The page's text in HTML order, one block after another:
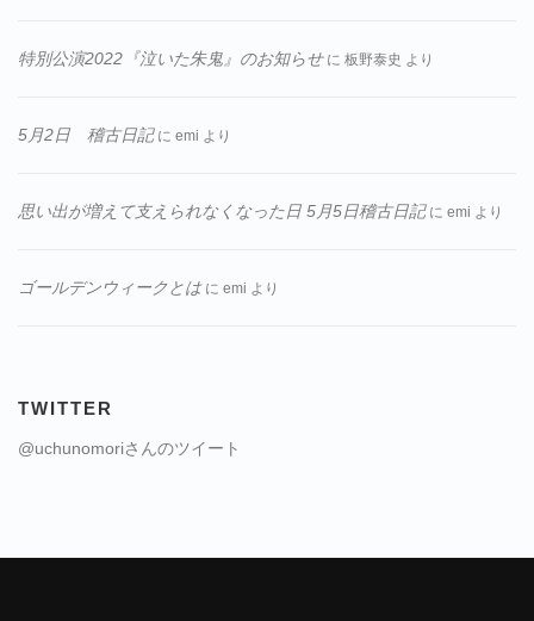
特別公演2022『泣いた朱鬼』のお知らせに 板野泰史 より
5月2日 稽古日記に emi より
思い出が増えて支えられなくなった日 5月5日稽古日記に emi より
ゴールデンウィークとはに emi より
TWITTER
@uchunomoriさんのツイート